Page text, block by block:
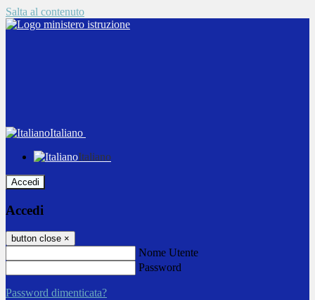
Salta al contenuto
Italiano
Italiano
Accedi
Accedi
button close ×
Nome Utente
Password
Password dimenticata?